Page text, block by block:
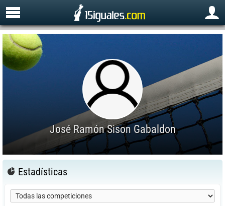
José Ramón Sison Gabaldon
Estadísticas